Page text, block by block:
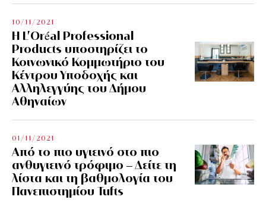
10/11/2021
Η L’Οréal Professional
Products υποστηρίζει το
Κοινωνικό Κομμωτήριο του
Κέντρου Υποδοχής και
Αλληλεγγύης του Δήμου
Αθηναίων
01/11/2021
Από το πιο υγιεινό στο πιο
ανθυγιεινό τρόφιμο – Δείτε τη
λίστα και τη βαθμολογία του
Πανεπιστημίου Tufts